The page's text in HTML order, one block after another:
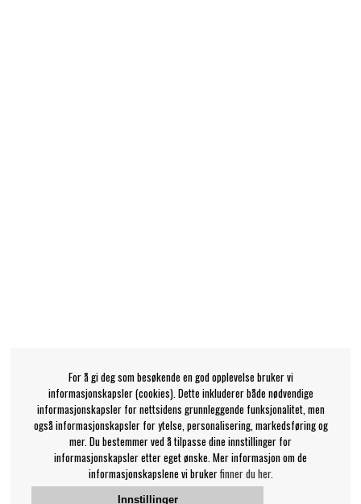
For å gi deg som besøkende en god opplevelse bruker vi
informasjonskapsler (cookies). Dette inkluderer både nødvendige
informasjonskapsler for nettsidens grunnleggende funksjonalitet, men
også informasjonskapsler for ytelse, personalisering, markedsføring og
mer. Du bestemmer ved å tilpasse dine innstillinger for
informasjonskapsler etter eget ønske. Mer informasjon om de
informasjonskapslene vi brukerfinner du her.
Innstillinger